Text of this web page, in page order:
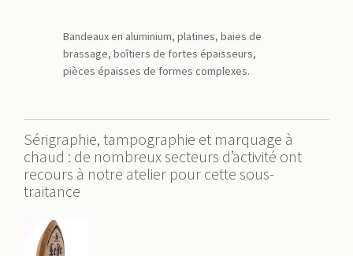
Bandeaux en aluminium, platines, baies de
brassage, boîtiers de fortes épaisseurs,
pièces épaisses de formes complexes.
Sérigraphie, tampographie et marquage à
chaud : de nombreux secteurs d’activité ont
recours à notre atelier pour cette sous-
traitance